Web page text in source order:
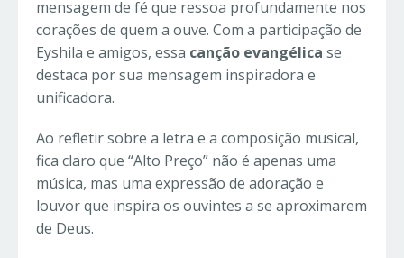
mensagem de fé que ressoa profundamente nos
corações de quem a ouve. Com a participação de
Eyshila e amigos, essa canção evangélica se
destaca por sua mensagem inspiradora e
unificadora.
Ao refletir sobre a letra e a composição musical,
fica claro que “Alto Preço” não é apenas uma
música, mas uma expressão de adoração e
louvor que inspira os ouvintes a se aproximarem
de Deus.